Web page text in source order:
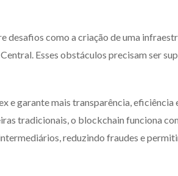
desafios como a criação de uma
Esses obstáculos precisam ser
garante mais transparência, eficiência
tradicionais, o blockchain funciona
reduzindo fraudes e